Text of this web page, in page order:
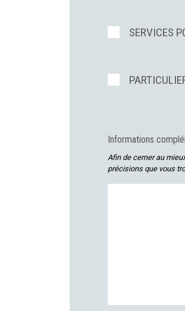
SERVICES
Informations
Afin de cerner au
précisions que vous